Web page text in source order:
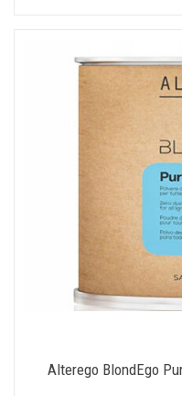
Alterego BlondEgo